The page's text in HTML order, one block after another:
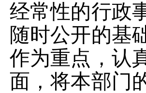
经常性的行政
随时公开的基
作为重点，认
面，将本部门